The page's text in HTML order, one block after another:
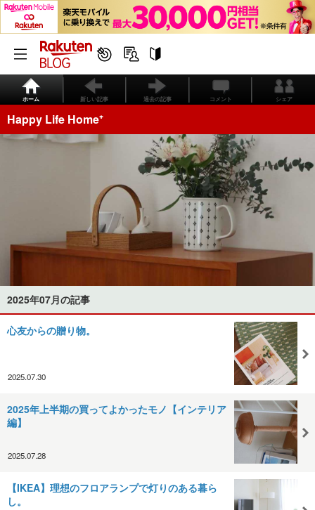
ホーム 新しい記事 過去の記事 コメント シェア
Happy Life Home⁺
2025年07月の記事
心友からの贈り物。
2025.07.30
2025年上半期の買ってよかったモノ【インテリア
編】
2025.07.28
【IKEA】理想のフロアランプで灯りのある暮ら
し。